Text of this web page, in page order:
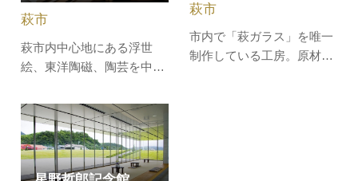
産、また山口…
をこよなく愛した画伯は、
萩市内中心地にある浮世
絵、東洋陶磁、陶芸を中心
光施設を紹介する旅行ガイ
ド「ミシュラン・グリーン
ガイド・ジャポン」におい
て、二ツ星「寄り道する価
萩市
市内で「萩ガラス」を唯一
制作している工房。原材料
萩市